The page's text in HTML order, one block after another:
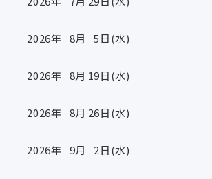
2026年 8月 5日(水)
2026年 8月 19日(水)
2026年 8月 26日(水)
2026年 9月 2日(水)